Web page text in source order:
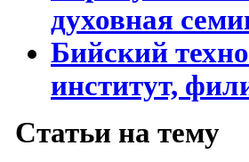
духовная
Бийский
институт,
Статьи на тему